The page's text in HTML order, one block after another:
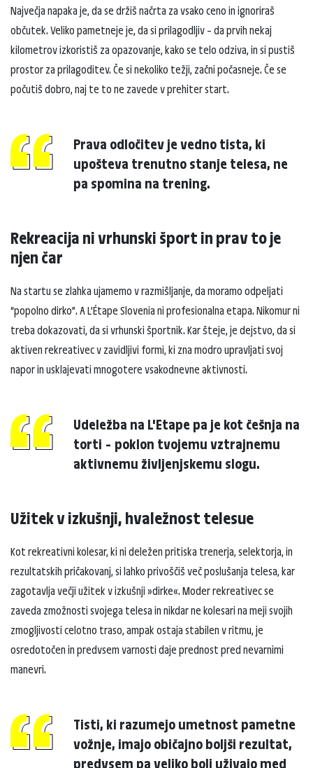
Največja napaka je, da se držiš načrta za vsako ceno in ignoriraš
občutek. Veliko pametneje je, da si prilagodljiv – da prvih nekaj
kilometrov izkoristiš za opazovanje, kako se telo odziva, in si pustiš
prostor za prilagoditev. Če si nekoliko težji, začni počasneje. Če se
počutiš dobro, naj te to ne zavede v prehiter start.
Prava odločitev je vedno tista, ki
upošteva trenutno stanje telesa, ne
pa spomina na trening.
Rekreacija ni vrhunski šport in prav to je
njen čar
Na startu se zlahka ujamemo v razmišljanje, da moramo odpeljati
“popolno dirko”. A L’Étape Slovenia ni profesionalna etapa. Nikomur ni
treba dokazovati, da si vrhunski športnik. Kar šteje, je dejstvo, da si
aktiven rekreativec v zavidljivi formi, ki zna modro upravljati svoj
napor in usklajevati mnogotere vsakodnevne aktivnosti.
Udeležba na L'Etape pa je kot češnja na
torti – poklon tvojemu vztrajnemu
aktivnemu življenjskemu slogu.
Užitek v izkušnji, hvaležnost telesue
Kot rekreativni kolesar, ki ni deležen pritiska trenerja, selektorja, in
rezultatskih pričakovanj, si lahko privoščiš več poslušanja telesa, kar
zagotavlja večji užitek v izkušnji »dirke«. Moder rekreativec se
zaveda zmožnosti svojega telesa in nikdar ne kolesari na meji svojih
zmogljivosti celotno traso, ampak ostaja stabilen v ritmu, je
osredotočen in predvsem varnosti daje prednost pred nevarnimi
manevri.
Tisti, ki razumejo umetnost pametne
vožnje, imajo običajno boljši rezultat,
predvsem pa veliko bolj uživajo med